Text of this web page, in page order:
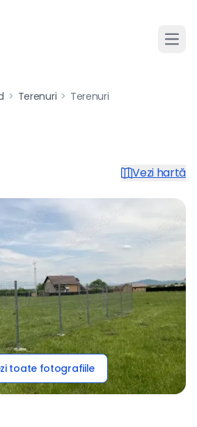
> Terenuri > Terenuri
în Bod
Vezi hartă
toate fotografiile